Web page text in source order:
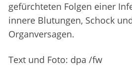
gefürchteten Folgen einer
innere Blutungen, Schock
Organversagen.
Text und Foto: dpa /fw